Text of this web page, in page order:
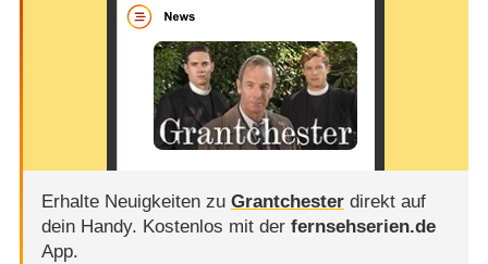
Erhalte Neuigkeiten zu Grantchesterdirekt auf
dein Handy. Kostenlos mit der fernsehserien.de
App.